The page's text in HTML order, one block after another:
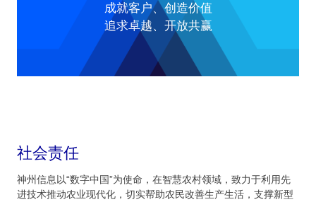
成就客户、创造价值
追求卓越、开放共赢
社会责任
神州信息以“数字中国”为使命，在智慧农村领域，致力于利用先
进技术推动农业现代化，切实帮助农民改善生产生活，支撑新型